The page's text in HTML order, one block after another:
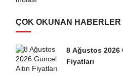
ÇOK OKUNAN HABERLER
8 Ağustos 2026
Fiyatları